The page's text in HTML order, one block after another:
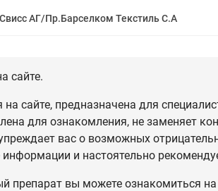
АГ/Пр.Барселком Текстиль С.А
сайте.
сайте, предназначена для
для ознакомления, не заменяет
вас о возможных
и настоятельно
препарат вы можете ознакомиться